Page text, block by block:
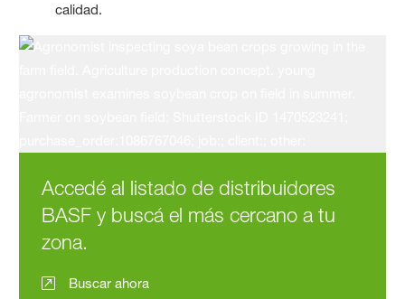
calidad.
Accedé al listado de distribuidores
BASF y buscá el más cercano a tu
zona.
Buscar ahora